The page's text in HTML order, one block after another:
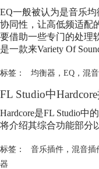
EQ一般被认为是音乐
协同性，让高低频适配
要借助一些专门的处理
是一款来Variety Of
标签： 均衡器 ， EQ， 混
FL Studio中
Hardcore是FL Studio中
将介绍其综合功能部分
标签： 音乐插件， 混音插
器